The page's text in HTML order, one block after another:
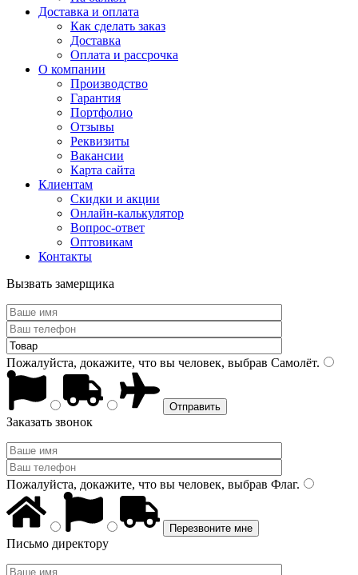
Доставка и оплата
Как сделать заказ
Доставка
Оплата и рассрочка
О компании
Производство
Гарантия
Портфолио
Отзывы
Реквизиты
Вакансии
Карта сайта
Клиентам
Скидки и акции
Онлайн-калькулятор
Вопрос-ответ
Оптовикам
Контакты
Вызвать замерщика
Пожалуйста, докажите, что вы человек, выбрав Самолёт.
Заказать звонок
Пожалуйста, докажите, что вы человек, выбрав Флаг.
Письмо директору